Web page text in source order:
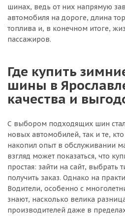
шинах, ведь от них напрямую
автомобиля на дороге, длина
топлива и, в конечном итоге,
пассажиров.
Где купить
шины в
качества и
С выбором подходящих шин
новых автомобилей, так и те,
накопил опыт в обслуживании
взгляд может показаться, что
простая: зайти на сайт, выбрать
получить заказ. Однако на
Водители, особенно с
знают, насколько велика
производителей даже в